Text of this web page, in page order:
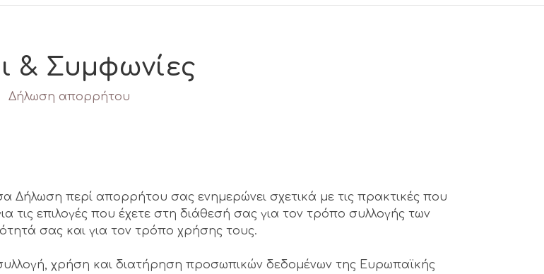
& Συμφωνίες
Δήλωση απορρήτου
Δήλωση περί απορρήτου σας ενημερώνει σχετικά με τις πρακτικές που
επιλογές που έχετε στη διάθεσή σας για τον τρόπο συλλογής των
σας και για τον τρόπο χρήσης τους.
χρήση και διατήρηση προσωπικών δεδομένων της Ευρωπαϊκής